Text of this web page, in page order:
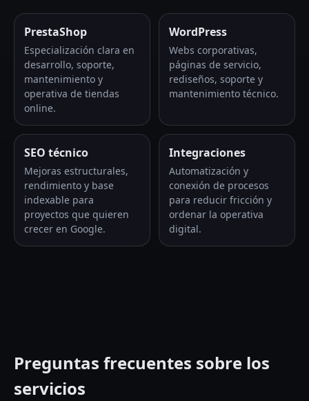
PrestaShop
Especialización clara en
desarrollo, soporte,
mantenimiento y
operativa de tiendas
online.
WordPress
Webs corporativas,
páginas de servicio,
rediseños, soporte y
mantenimiento técnico.
SEO técnico
Mejoras estructurales,
rendimiento y base
indexable para
proyectos que quieren
crecer en Google.
Integraciones
Automatización y
conexión de procesos
para reducir fricción y
ordenar la operativa
digital.
Preguntas frecuentes sobre los
servicios